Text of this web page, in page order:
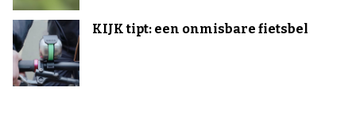
KIJK tipt: een onmisbare fietsbel